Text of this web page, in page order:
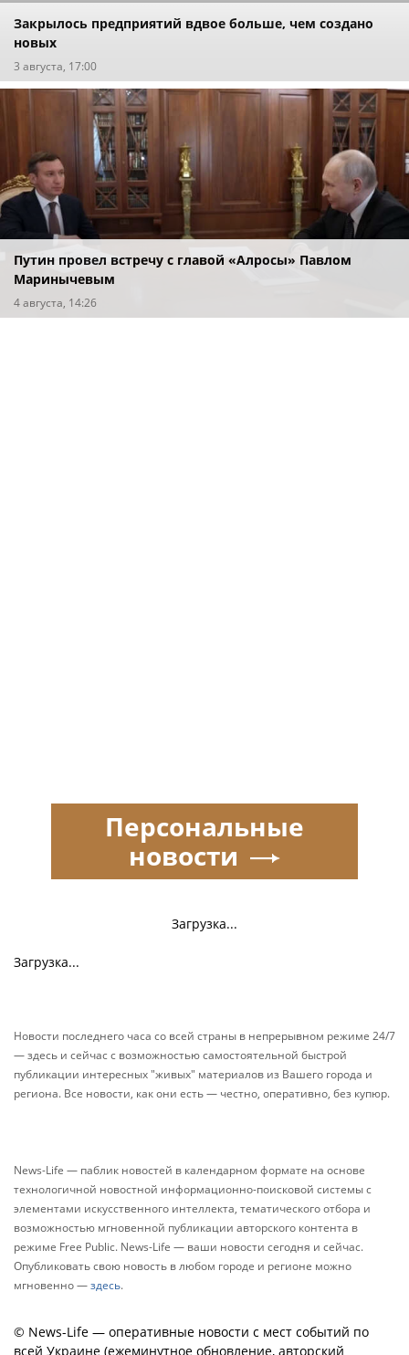
Закрылось предприятий вдвое больше, чем создано
новых
3 августа, 17:00
Путин провел встречу с главой «Алросы» Павлом
Маринычевым
4 августа, 14:26
Загрузка...
Загрузка...
Персональные
новости
Новости последнего часа со всей страны в непрерывном режиме 24/7
— здесь и сейчас с возможностью самостоятельной быстрой
публикации интересных "живых" материалов из Вашего города и
региона. Все новости, как они есть — честно, оперативно, без купюр.
News-Life — паблик новостей в календарном формате на основе
технологичной новостной информационно-поисковой системы с
элементами искусственного интеллекта, тематического отбора и
возможностью мгновенной публикации авторского контента в
режиме Free Public. News-Life — ваши новости сегодня и сейчас.
Опубликовать свою новость в любом городе и регионе можно
мгновенно —здесь.
© News-Life — оперативные новости с мест событий по
всей Украине (ежеминутное обновление, авторский